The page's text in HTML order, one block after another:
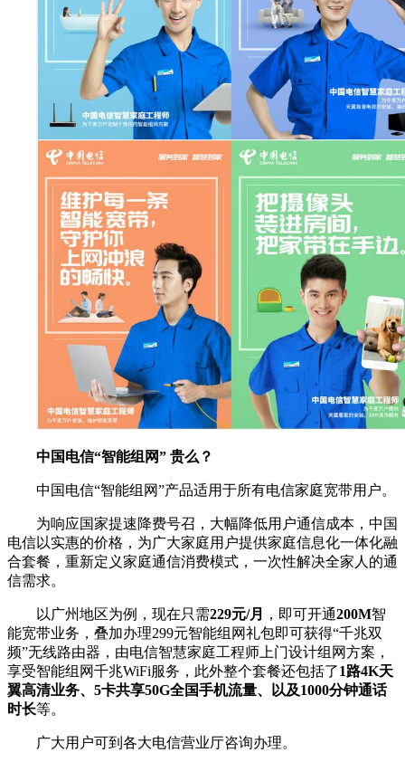
中国电信“智能组网” 贵么？
中国电信“智能组网”产品适用于所有电信家庭宽带用户。
为响应国家提速降费号召，大幅降低用户通信成本，中国
电信以实惠的价格，为广大家庭用户提供家庭信息化一体化融
合套餐，重新定义家庭通信消费模式，一次性解决全家人的通
信需求。
以广州地区为例，现在只需229元/月 ，即可开通200M智
能宽带业务，叠加办理299元智能组网礼包即可获得“千兆双
频”无线路由器，由电信智慧家庭工程师上门设计组网方案，
享受智能组网千兆WiFi服务，此外整个套餐还包括了1路4K天
翼高清业务、5卡共享50G全国手机流量、以及1000分钟通话
时长等。
广大用户可到各大电信营业厅咨询办理。